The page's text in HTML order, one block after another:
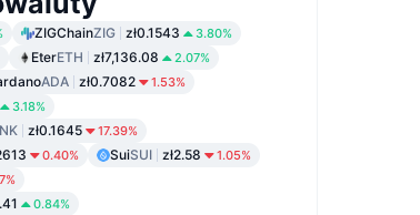
ZIGChainZIG zł0.1543 3.80%
EterETH zł7,136.08 2.07%
ADA zł0.7082 1.53%
3.18%
zł0.1645 17.39%
0.40% SuiSUI zł2.58 1.05%
0.84%